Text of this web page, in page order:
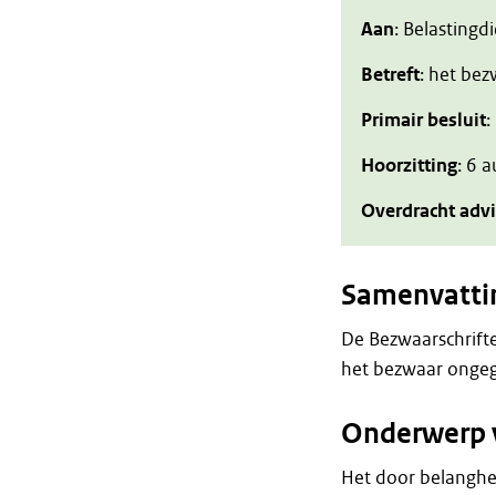
Aan:
Betreft: het
Primair besluit:
Hoorzitting: 6
Overdracht
De
het bezwaar
Onderwerp
Het door